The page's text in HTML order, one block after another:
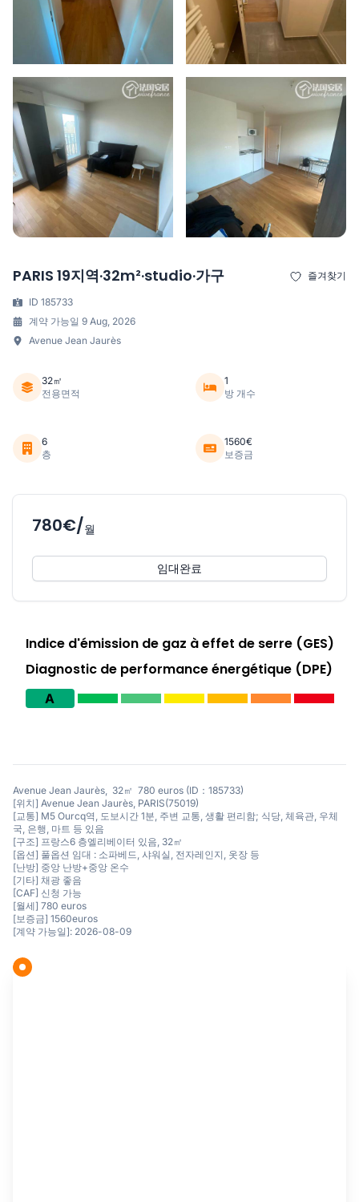
PARIS 19지역·32m²·studio·가구 즐겨찾기
ID 185733
계약 가능일 9 Aug, 2026
Avenue Jean Jaurès
32㎡
전용면적
1
방 개수
6
층
1560€
보증금
780€/월
임대완료
Indice d'émission de gaz à effet de serre (GES)
Diagnostic de performance énergétique (DPE)
A
Avenue Jean Jaurès, 32㎡ 780 euros (ID：185733)
[위치] Avenue Jean Jaurès, PARIS(75019)
[교통] M5 Ourcq역, 도보시간 1분, 주변 교통, 생활 편리함; 식당, 체육관, 우체
국, 은행, 마트 등 있음
[구조] 프랑스6 층엘리베이터 있음, 32㎡
[옵션] 풀옵션 임대 : 소파베드, 샤워실, 전자레인지, 옷장 등
[난방] 중앙 난방+중앙 온수
[기타] 채광 좋음
[CAF] 신청 가능
[월세] 780 euros
[보증금] 1560euros
[계약 가능일]: 2026-08-09